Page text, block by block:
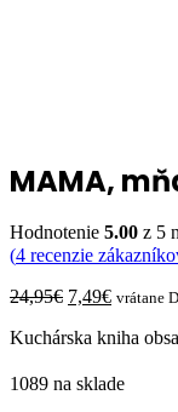
MAMA,
Hodnotenie 5.00 z 5
(4 recenzie
24,95€ Pôvodná
bola:
7,49€
je:
vrátane
Kuchárska kniha
1089 na sklade